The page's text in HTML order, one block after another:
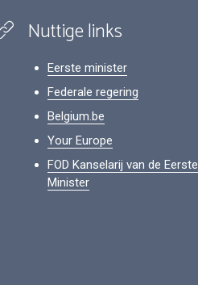
Nuttige links
Eerste minister
Federale regering
Belgium.be
Your Europe
FOD Kanselarij van de Eerste
Minister